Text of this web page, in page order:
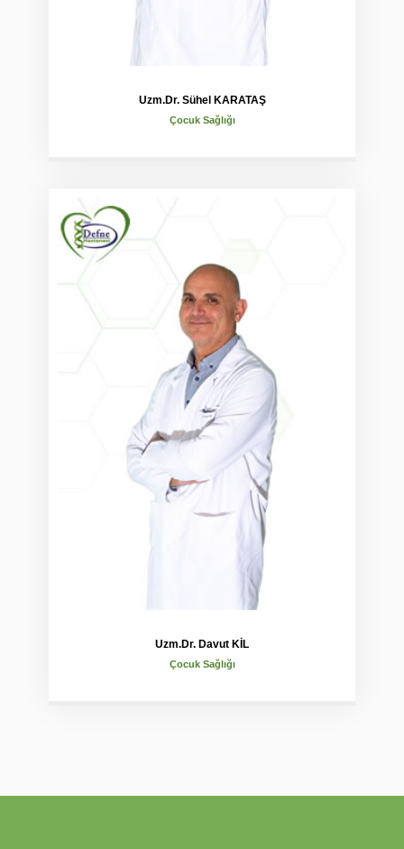
Uzm.Dr. Sühel KARATAŞ
Çocuk Sağlığı
Uzm.Dr. Davut KİL
Çocuk Sağlığı